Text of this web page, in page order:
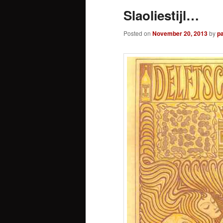
Slaoliestijl…
Posted on November 20, 2013by